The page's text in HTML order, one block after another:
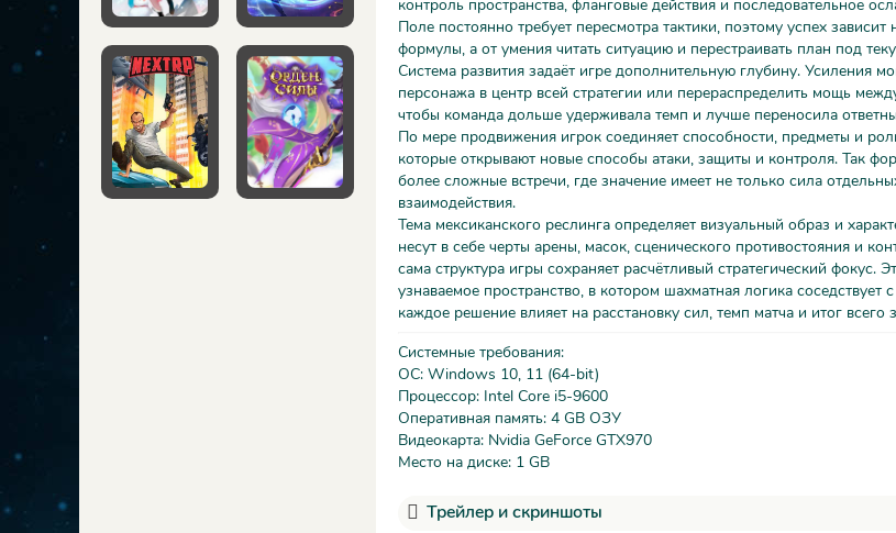
контроль пространства, фланговые действия и последовательное
Поле постоянно требует пересмотра тактики, поэтому успех зависит
формулы, а от умения читать ситуацию и перестраивать план под
Система развития задаёт игре дополнительную глубину. Усиления
персонажа в центр всей стратегии или перераспределить мощь
чтобы команда дольше удерживала темп и лучше переносила
По мере продвижения игрок соединяет способности, предметы и
которые открывают новые способы атаки, защиты и контроля. Так
более сложные встречи, где значение имеет не только сила
взаимодействия.
Тема мексиканского реслинга определяет визуальный образ и
несут в себе черты арены, масок, сценического противостояния и
сама структура игры сохраняет расчётливый стратегический фокус.
узнаваемое пространство, в котором шахматная логика соседствует
каждое решение влияет на расстановку сил, темп матча и итог всего
Системные требования:
ОС: Windows 10, 11 (64-bit)
Процессор: Intel Core i5-9600
Оперативная память: 4 GB ОЗУ
Видеокарта: Nvidia GeForce GTX970
Место на диске: 1 GB
Трейлер и скриншоты